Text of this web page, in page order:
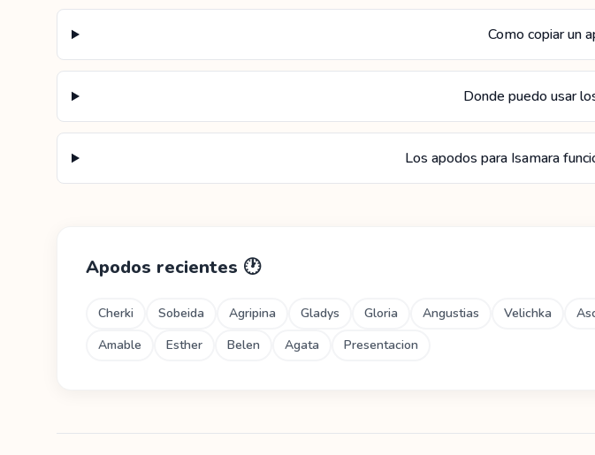
Como copiar un
Donde puedo usar
Los apodos para Isamara
Apodos recientes 🕐
Cherki Sobeida Agripina Gladys Gloria Angustias Velichka
Amable
Esther Belen Agata Presentacion